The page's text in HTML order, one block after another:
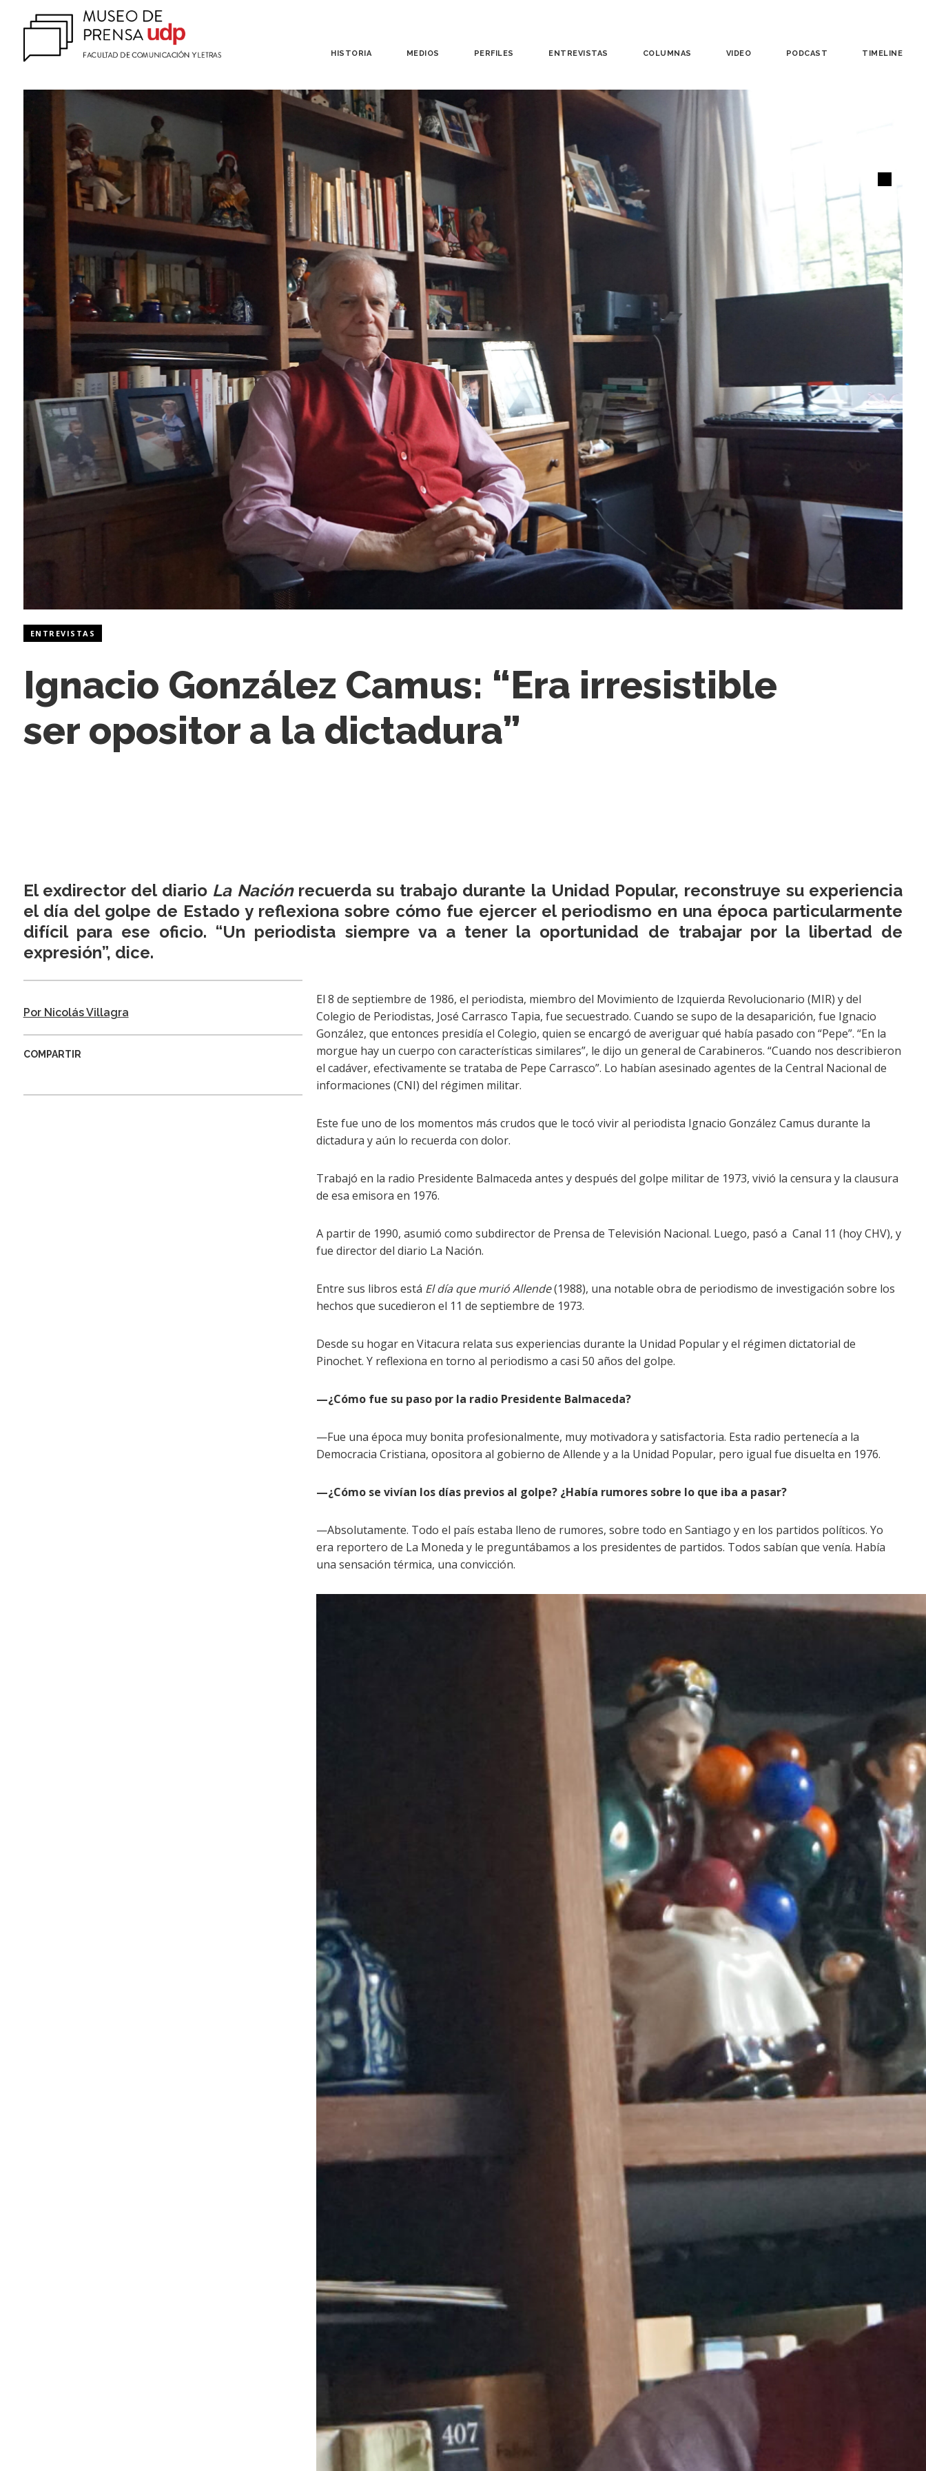
HISTORIA MEDIOS PERFILES ENTREVISTAS COLUMNAS VIDEO PODCAST TIMELINE
ENTREVISTAS
Ignacio González Camus: “Era irresistible
ser opositor a la dictadura”
El exdirector del diario La Naciónrecuerda su trabajo durante la Unidad Popular, reconstruye su experiencia
el día del golpe de Estado y reflexiona sobre cómo fue ejercer el periodismo en una época particularmente
difícil para ese oficio. “Un periodista siempre va a tener la oportunidad de trabajar por la libertad de
expresión”, dice.
Por Nicolás Villagra
COMPARTIR
El 8 de septiembre de 1986, el periodista, miembro del Movimiento de Izquierda Revolucionario (MIR) y del
Colegio de Periodistas, José Carrasco Tapia, fue secuestrado. Cuando se supo de la desaparición, fue Ignacio
González, que entonces presidía el Colegio, quien se encargó de averiguar qué había pasado con “Pepe”. “En la
morgue hay un cuerpo con características similares”, le dijo un general de Carabineros. “Cuando nos describieron
el cadáver, efectivamente se trataba de Pepe Carrasco”. Lo habían asesinado agentes de la Central Nacional de
informaciones (CNI) del régimen militar.
Este fue uno de los momentos más crudos que le tocó vivir al periodista Ignacio González Camus durante la
dictadura y aún lo recuerda con dolor.
Trabajó en la radio Presidente Balmaceda antes y después del golpe militar de 1973, vivió la censura y la clausura
de esa emisora en 1976.
A partir de 1990, asumió como subdirector de Prensa de Televisión Nacional. Luego, pasó a Canal 11 (hoy CHV), y
fue director del diario La Nación.
Entre sus libros está El día que murió Allende(1988), una notable obra de periodismo de investigación sobre los
hechos que sucedieron el 11 de septiembre de 1973.
Desde su hogar en Vitacura relata sus experiencias durante la Unidad Popular y el régimen dictatorial de
Pinochet. Y reflexiona en torno al periodismo a casi 50 años del golpe.
—¿Cómo fue su paso por la radio Presidente Balmaceda?
—Fue una época muy bonita profesionalmente, muy motivadora y satisfactoria. Esta radio pertenecía a la
Democracia Cristiana, opositora al gobierno de Allende y a la Unidad Popular, pero igual fue disuelta en 1976.
—¿Cómo se vivían los días previos al golpe? ¿Había rumores sobre lo que iba a pasar?
—Absolutamente. Todo el país estaba lleno de rumores, sobre todo en Santiago y en los partidos políticos. Yo
era reportero de La Moneda y le preguntábamos a los presidentes de partidos. Todos sabían que venía. Había
una sensación térmica, una convicción.